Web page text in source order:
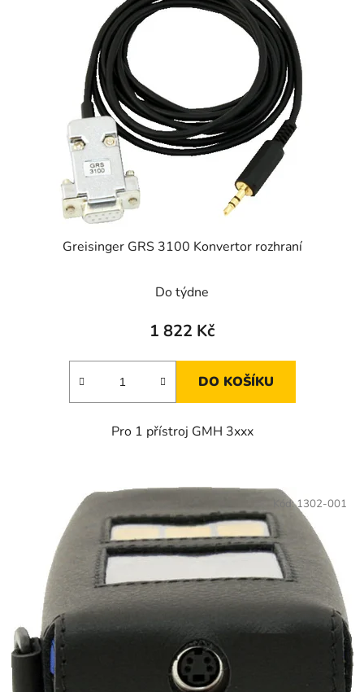
Greisinger GRS 3100 Konvertor rozhraní
Do týdne
1 822 Kč
DO KOŠÍKU
Pro 1 přístroj GMH 3xxx
Kód:1302-001